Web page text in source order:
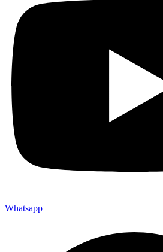
Whatsapp